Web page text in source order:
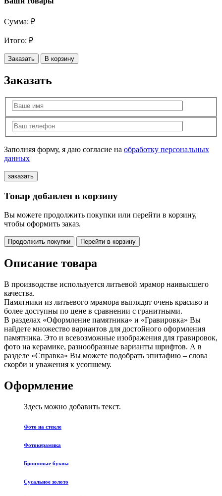
Сумма: ₽
Итого: ₽
Заказать В корзину
Заказать
Заполняя форму, я даю согласие на обработку персональных
данных
Товар добавлен в корзину
Вы можете продолжить покупки или перейти в корзину,
чтобы оформить заказ.
Продолжить покупки Перейти в корзину
Описание товара
В производстве используется литьевой мрамор наивысшего
качества.
Памятники из литьевого мрамора выглядят очень красиво и
более доступны по цене в сравнении с гранитными.
В разделах «Оформление памятника» и «Гравировка» Вы
найдете множество вариантов для достойного оформления
памятника. Это и всевозможные изображения для гравировок,
фото на керамике, разнообразные варианты шрифтов. А в
разделе «Справка» Вы можете подобрать эпитафию – слова
скорби и уважения к усопшему.
Оформление
Здесь можно добавить текст.
Фото на стекле
Фотокерамика
Бронзовые буквы
Сусальное золото